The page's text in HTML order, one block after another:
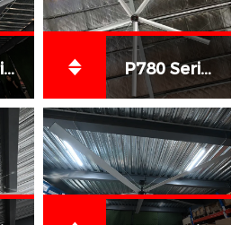
P730 Series HVLS Fans P780 Series HVLS Fans